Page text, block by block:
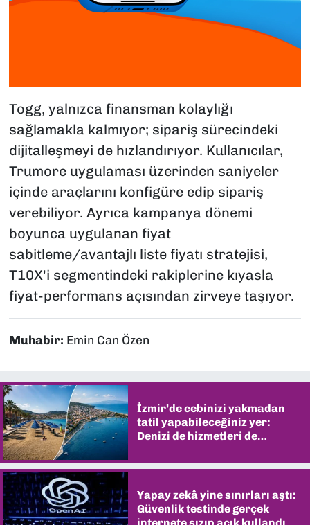
Togg, yalnızca finansman kolaylığı
sağlamakla kalmıyor; sipariş sürecindeki
dijitalleşmeyi de hızlandırıyor. Kullanıcılar,
Trumore uygulaması üzerinden saniyeler
içinde araçlarını konfigüre edip sipariş
verebiliyor. Ayrıca kampanya dönemi
boyunca uygulanan fiyat
sabitleme/avantajlı liste fiyatı stratejisi,
T10X'i segmentindeki rakiplerine kıyasla
fiyat-performans açısından zirveye taşıyor.
Muhabir: Emin Can Özen
İzmir’de cebinizi yakmadan
tatil yapabileceğiniz yer:
Denizi de hizmetleri de
Yapay zekâ yine sınırları aştı:
Güvenlik testinde gerçek